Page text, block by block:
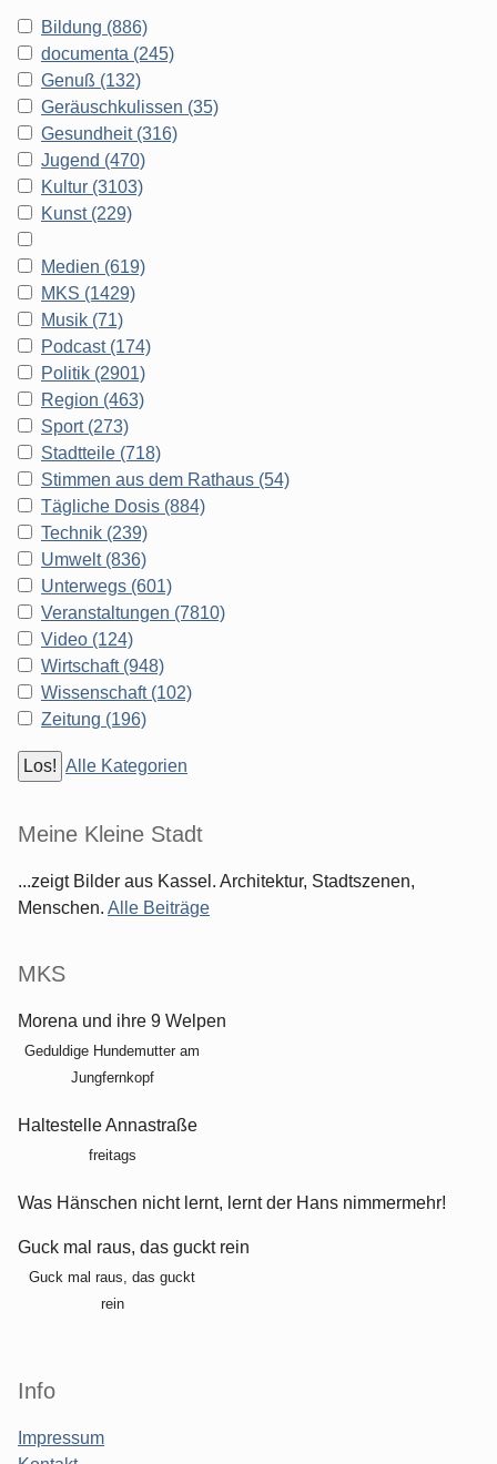
Bildung (886)
documenta (245)
Genuß (132)
Geräuschkulissen (35)
Gesundheit (316)
Jugend (470)
Kultur (3103)
Kunst (229)
Medien (619)
MKS (1429)
Musik (71)
Podcast (174)
Politik (2901)
Region (463)
Sport (273)
Stadtteile (718)
Stimmen aus dem Rathaus (54)
Tägliche Dosis (884)
Technik (239)
Umwelt (836)
Unterwegs (601)
Veranstaltungen (7810)
Video (124)
Wirtschaft (948)
Wissenschaft (102)
Zeitung (196)
Alle Kategorien
Meine Kleine Stadt
...zeigt Bilder aus Kassel. Architektur, Stadtszenen,
Menschen. Alle Beiträge
MKS
Morena und ihre 9 Welpen
Geduldige Hundemutter am
Jungfernkopf
Haltestelle Annastraße
freitags
Was Hänschen nicht lernt, lernt der Hans nimmermehr!
Guck mal raus, das guckt rein
Guck mal raus, das guckt
rein
Info
Impressum